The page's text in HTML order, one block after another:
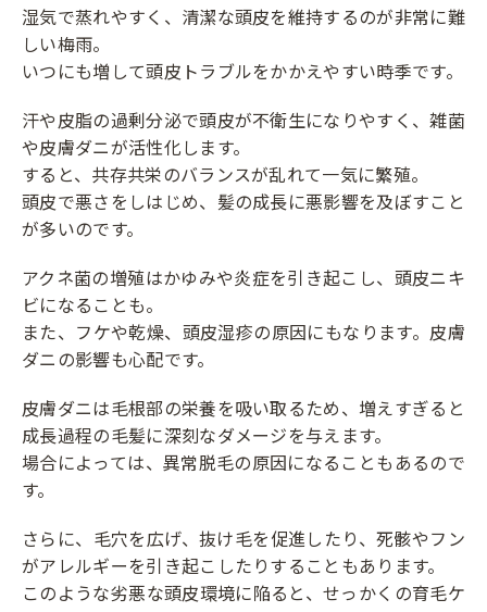
湿気で蒸れやすく、清潔な頭皮を維持するのが非常に難
しい梅雨。
いつにも増して頭皮トラブルをかかえやすい時季です。
汗や皮脂の過剰分泌で頭皮が不衛生になりやすく、雑菌
や皮膚ダニが活性化します。
すると、共存共栄のバランスが乱れて一気に繁殖。
頭皮で悪さをしはじめ、髪の成長に悪影響を及ぼすこと
が多いのです。
アクネ菌の増殖はかゆみや炎症を引き起こし、頭皮ニキ
ビになることも。
また、フケや乾燥、頭皮湿疹の原因にもなります。皮膚
ダニの影響も心配です。
皮膚ダニは毛根部の栄養を吸い取るため、増えすぎると
成長過程の毛髪に深刻なダメージを与えます。
場合によっては、異常脱毛の原因になることもあるので
す。
さらに、毛穴を広げ、抜け毛を促進したり、死骸やフン
がアレルギーを引き起こしたりすることもあります。
このような劣悪な頭皮環境に陥ると、せっかくの育毛ケ